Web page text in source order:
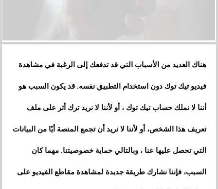
هناك العديد من الأسباب التي قد تدفعك إلى الرغبة في مشاهدة
فيديو تيك توك دون استخدام التطبيق نفسه. قد يكون السبب هو
أننا لا نملك حساب تيك توك ، أو لأننا لا نريد ترك أثر على ملف
تعريف هذا الشخص، أو لأننا لا نريد أن تجمع المنصة أيًا من البيانات
التي تحصل عليها عنا ، وبالتالي حماية خصوصيتنا. مهما كان
السبب، فإننا نشارك طريقة جديدة لمشاهدة مقاطع الفيديو على